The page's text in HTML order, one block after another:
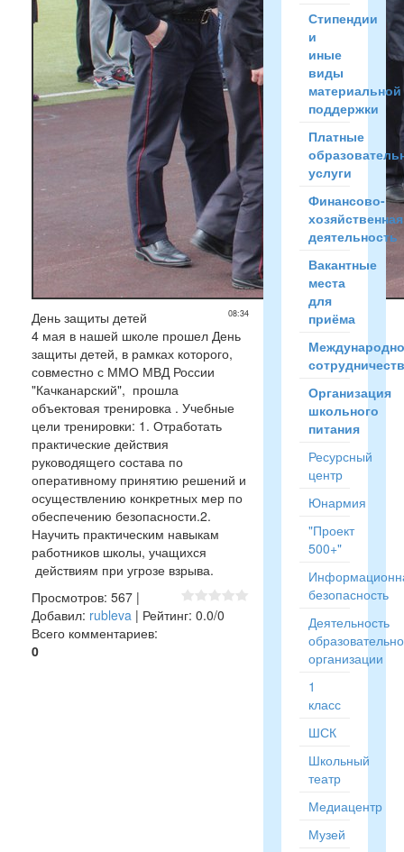
08:34
День защиты детей
4 мая в нашей школе прошел День
защиты детей, в рамках которого,
совместно с ММО МВД России
"Качканарский", прошла
объектовая тренировка . Учебные
цели тренировки: 1. Отработать
практические действия
руководящего состава по
оперативному принятию решений и
осуществлению конкретных мер по
обеспечению безопасности.2.
Научить практическим навыкам
работников школы, учащихся
действиям при угрозе взрыва.
Просмотров: 567 |
Добавил: rubleva | Рейтинг: 0.0/0
Всего комментариев:
0
Стипендии
и
иные
виды
материальной
поддержки
Платные
услуги
Финансово-
хозяйственная
деятельность
Вакантные
места
для
приёма
Организация
школьного
питания
Ресурсный
центр
Юнармия
"Проект
500+"
безопасность
Деятельность
организации
1
класс
ШСК
Школьный
театр
Медиацентр
Музей